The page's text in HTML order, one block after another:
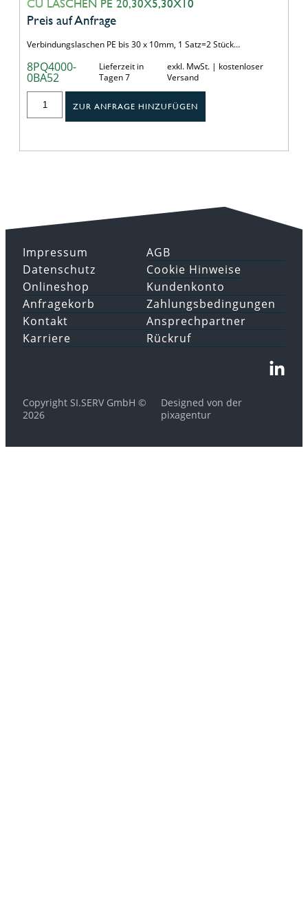
CU LASCHEN PE 20,30X5,30X10
Preis auf Anfrage
Verbindungslaschen PE bis 30 x 10mm, 1 Satz=2 Stück…
8PQ4000-
0BA52
Lieferzeit in
Tagen 7
exkl. MwSt. | kostenloser
Versand
ZUR ANFRAGE HINZUFÜGEN
Impressum
Datenschutz
AGB
Cookie Hinweise
Onlineshop
Anfragekorb
Kundenkonto
Zahlungsbedingungen
Kontakt
Karriere
Ansprechpartner
Rückruf
Copyright SI.SERV GmbH ©
2026
Designed von der
pixagentur